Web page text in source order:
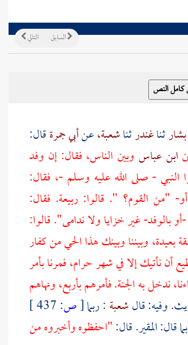
التالي السابق
ثناغندرثناشعبة،عنأبي جمرةقال:
ابن عباس وبين الناس، فقال: إن وفد
النبي - صلى الله عليه وسلم -، فقال:
"من القوم؟ ". قالوا: ربيعة. فقال:
بالوفد- غير خزايا ولا ندامى". قالوا:
بعيدة، وبيننا وبينك هذا الحي من كفار
أن نأتيك إلا في شهر حرام، فمرنا بأمر
ندخل به الجنة. فأمرهم بأربع، ونهاهم
وفيه: قالشعبة : ربما[ص:
قال: المقير. قال:"احفظوه وأخبروه من